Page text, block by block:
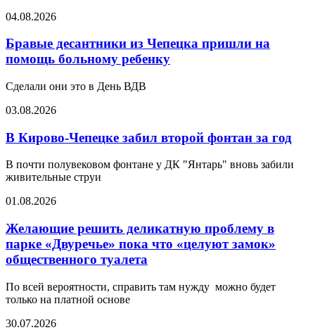
04.08.2026
Бравые десантники из Чепецка пришли на
помощь больному ребенку
Сделали они это в День ВДВ
03.08.2026
В Кирово-Чепецке забил второй фонтан за год
В почти полувековом фонтане у ДК "Янтарь" вновь забили
живительные струи
01.08.2026
Желающие решить деликатную проблему в
парке «Двуречье» пока что «целуют замок»
общественного туалета
По всей вероятности, справить там нужду можно будет
только на платной основе
30.07.2026